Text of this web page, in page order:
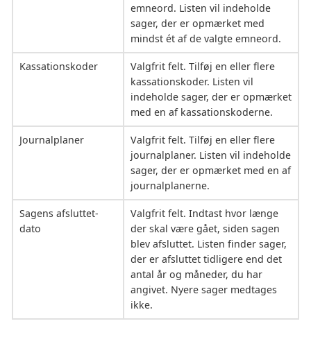
emneord. Listen vil indeholde
sager, der er opmærket med
mindst ét af de valgte emneord.
Kassationskoder
Valgfrit felt. Tilføj en eller flere
kassationskoder. Listen vil
indeholde sager, der er opmærket
med en af kassationskoderne.
Journalplaner
Valgfrit felt. Tilføj en eller flere
journalplaner. Listen vil indeholde
sager, der er opmærket med en af
journalplanerne.
Sagens afsluttet-
dato
Valgfrit felt. Indtast hvor længe
der skal være gået, siden sagen
blev afsluttet. Listen finder sager,
der er afsluttet tidligere end det
antal år og måneder, du har
angivet. Nyere sager medtages
ikke.